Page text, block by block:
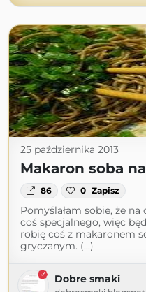
25 października 2013
Makaron soba
86 0 Zapisz
Pomyślałam sobie, że
coś specjalnego, więc
robię coś z makaronem
gryczanym. (...)
Dobre smaki